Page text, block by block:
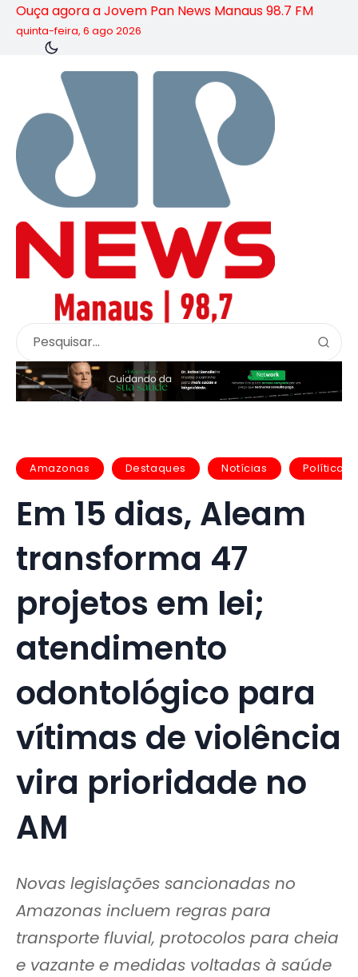
Ouça agora a Jovem Pan News Manaus 98.7 FM
quinta-feira, 6 ago 2026
Amazonas Destaques Notícias Política
Em 15 dias, Aleam
transforma 47
projetos em lei;
atendimento
odontológico para
vítimas de violência
vira prioridade no
AM
Novas legislações sancionadas no
Amazonas incluem regras para
transporte fluvial, protocolos para cheia
e vazante e medidas voltadas à saúde